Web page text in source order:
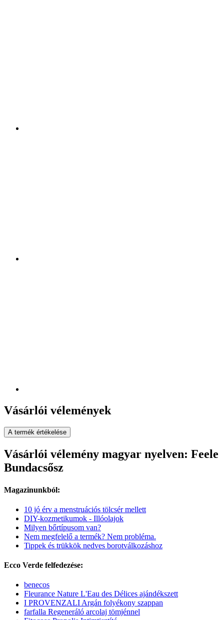
Vásárlói vélemények
A termék értékelése
Vásárlói vélemény magyar nyelven: Feele
Bundacsősz
Magazinunkból:
10 jó érv a menstruációs tölcsér mellett
DIY-kozmetikumok - Illóolajok
Milyen bőrtípusom van?
Nem megfelelő a termék? Nem probléma.
Tippek és trükkök nedves borotválkozáshoz
Ecco Verde felfedezése:
benecos
Fleurance Nature L'Eau des Délices ajándékszett
I PROVENZALI Argán folyékony szappan
farfalla Regeneráló arcolaj tömjénnel